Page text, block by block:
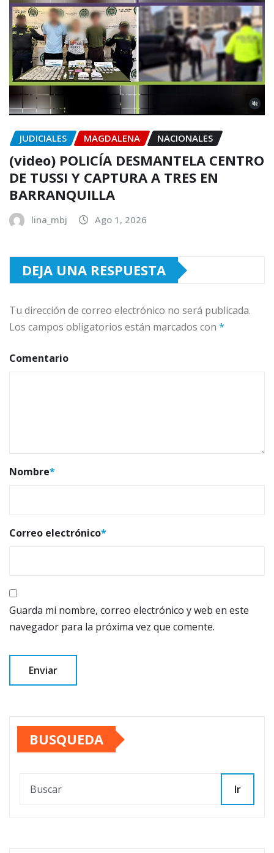
JUDICIALES MAGDALENA NACIONALES
(video) POLICÍA DESMANTELA CENTRO
DE TUSSI Y CAPTURA A TRES EN
BARRANQUILLA
lina_mbj Ago 1, 2026
DEJA UNA RESPUESTA
Tu dirección de correo electrónico no será publicada.
Los campos obligatorios están marcados con *
Comentario
Nombre*
Correo electrónico*
Guarda mi nombre, correo electrónico y web en este
navegador para la próxima vez que comente.
BUSQUEDA
Ir